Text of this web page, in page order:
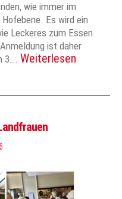
wie immer im
Es wird ein
Leckeres zum Essen
ist daher
3…. Weiterlesen